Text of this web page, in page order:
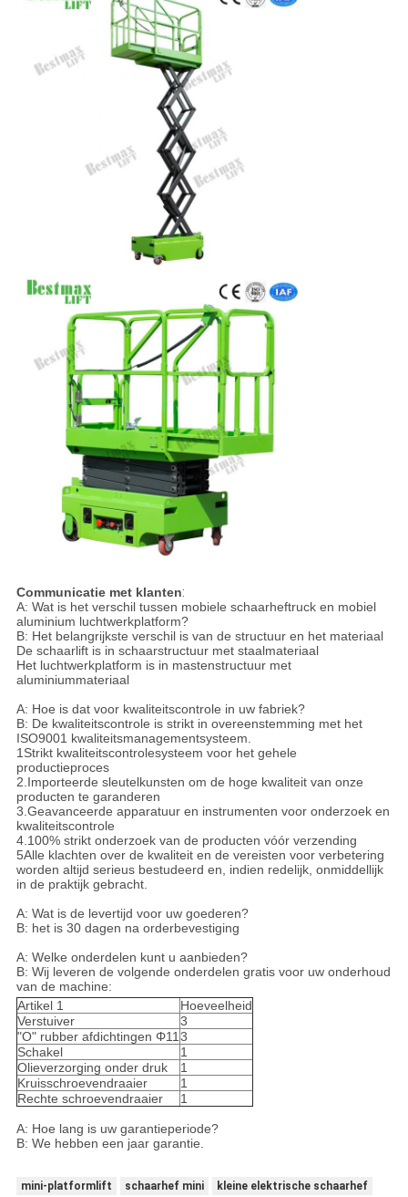
Communicatie met klanten:
A: Wat is het verschil tussen mobiele schaarheftruck en mobiel
aluminium luchtwerkplatform?
B: Het belangrijkste verschil is van de structuur en het materiaal
De schaarlift is in schaarstructuur met staalmateriaal
Het luchtwerkplatform is in mastenstructuur met
aluminiummateriaal
A: Hoe is dat voor kwaliteitscontrole in uw fabriek?
B: De kwaliteitscontrole is strikt in overeenstemming met het
ISO9001 kwaliteitsmanagementsysteem.
1Strikt kwaliteitscontrolesysteem voor het gehele
productieproces
2.Importeerde sleutelkunsten om de hoge kwaliteit van onze
producten te garanderen
3.Geavanceerde apparatuur en instrumenten voor onderzoek en
kwaliteitscontrole
4.100% strikt onderzoek van de producten vóór verzending
5Alle klachten over de kwaliteit en de vereisten voor verbetering
worden altijd serieus bestudeerd en, indien redelijk, onmiddellijk
in de praktijk gebracht.
A: Wat is de levertijd voor uw goederen?
B: het is 30 dagen na orderbevestiging
A: Welke onderdelen kunt u aanbieden?
B: Wij leveren de volgende onderdelen gratis voor uw onderhoud
van de machine:
Artikel 1
Hoeveelheid
Verstuiver
3
"O" rubber afdichtingen Φ11 3
Schakel
1
Olieverzorging onder druk
1
Kruisschroevendraaier
1
Rechte schroevendraaier
1
A: Hoe lang is uw garantieperiode?
B: We hebben een jaar garantie.
mini-platformlift schaarhef mini kleine elektrische schaarhef